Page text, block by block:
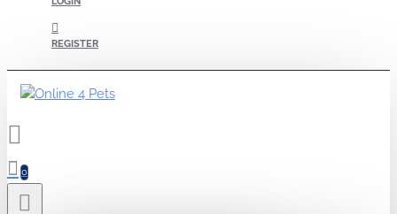
REGISTER
0